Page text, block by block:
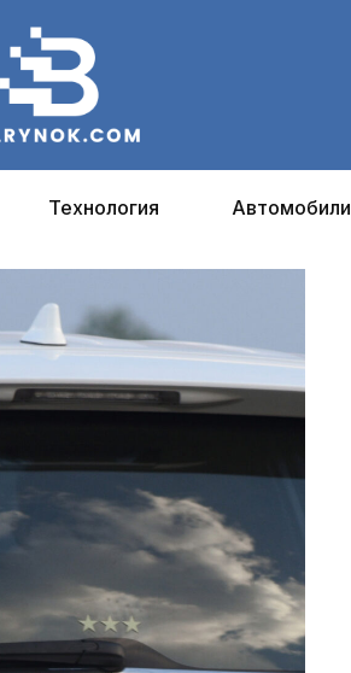
Технология Автомобили